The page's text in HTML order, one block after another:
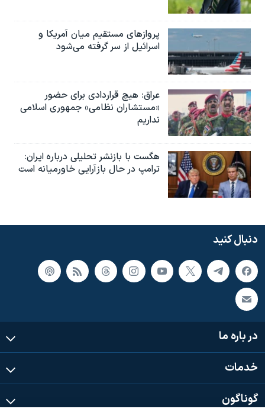
پروازهای مستقیم میان آمریکا و
اسرائیل از سر گرفته می‌شود
عراق: هیچ قراردادی برای حضور
«مستشاران نظامی» جمهوری اسلامی
نداریم
هگست با بازنشر تحلیلی درباره ایران:
ترامپ در حال بازآرایی خاورمیانه است
دنبال کنید
در باره ما
خدمات
گوناگون